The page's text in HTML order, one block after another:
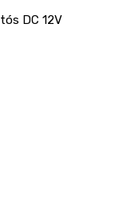
DC 12V